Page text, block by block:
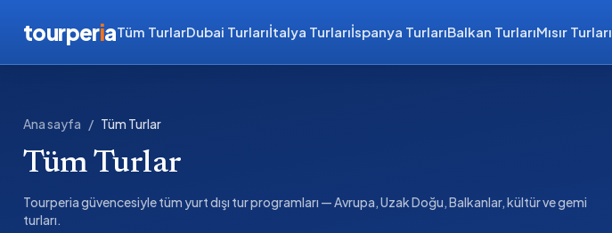
tourperiaTüm TurlarDubai Turlarıİtalya Turlarıİspanya TurlarıBalkan TurlarıMısır Turları
Ana sayfa / Tüm Turlar
Tüm Turlar
Tourperia güvencesiyle tüm yurt dışı tur programları — Avrupa, Uzak Doğu, Balkanlar, kültür ve gemi
turları.